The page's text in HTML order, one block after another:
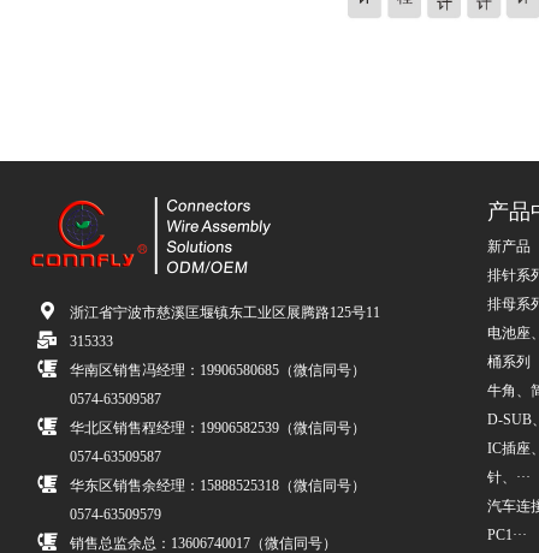
浙江省宁波市慈溪匡堰镇东工业区展腾路125号11
315333
华南区销售冯经理：19906580685（微信同号）
0574-63509587
华北区销售程经理：19906582539（微信同号）
0574-63509587
华东区销售余经理：15888525318（微信同号）
0574-63509579
销售总监余总：13606740017（微信同号）
产品
新产品
排针系
排母系
电池座
桶系列
牛角、
D-SUB
IC插座
针、···
汽车连
PC1···